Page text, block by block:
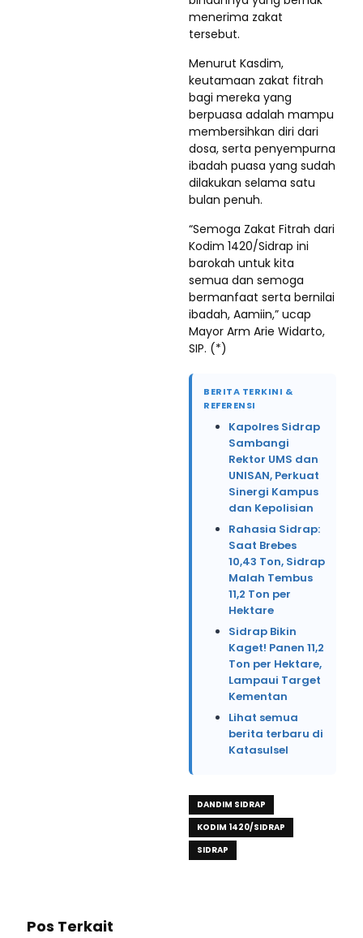
menerima zakat
tersebut.
Menurut Kasdim,
keutamaan zakat fitrah
bagi mereka yang
berpuasa adalah mampu
membersihkan diri dari
dosa, serta penyempurna
ibadah puasa yang sudah
dilakukan selama satu
bulan penuh.
“Semoga Zakat Fitrah dari
Kodim 1420/Sidrap ini
barokah untuk kita
semua dan semoga
bermanfaat serta bernilai
ibadah, Aamiin,” ucap
Mayor Arm Arie Widarto,
SIP. (*)
BERITA TERKINI &
REFERENSI
Kapolres Sidrap
Sambangi
Rektor UMS dan
UNISAN, Perkuat
Sinergi Kampus
dan Kepolisian
Rahasia Sidrap:
Saat Brebes
10,43 Ton, Sidrap
Malah Tembus
11,2 Ton per
Hektare
Sidrap Bikin
Kaget! Panen 11,2
Ton per Hektare,
Lampaui Target
Kementan
Lihat semua
berita terbaru di
Katasulsel
DANDIM SIDRAP
KODIM 1420/SIDRAP
SIDRAP
Pos Terkait